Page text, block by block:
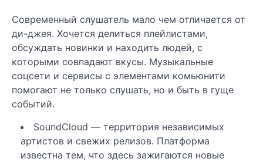
Современный слушатель мало чем отличается от
ди-джея. Хочется делиться плейлистами,
обсуждать новинки и находить людей, с
которыми совпадают вкусы. Музыкальные
соцсети и сервисы с элементами комьюнити
помогают не только слушать, но и быть в гуще
событий.
SoundCloud — территория независимых
артистов и свежих релизов. Платформа
известна тем, что здесь зажигаются новые